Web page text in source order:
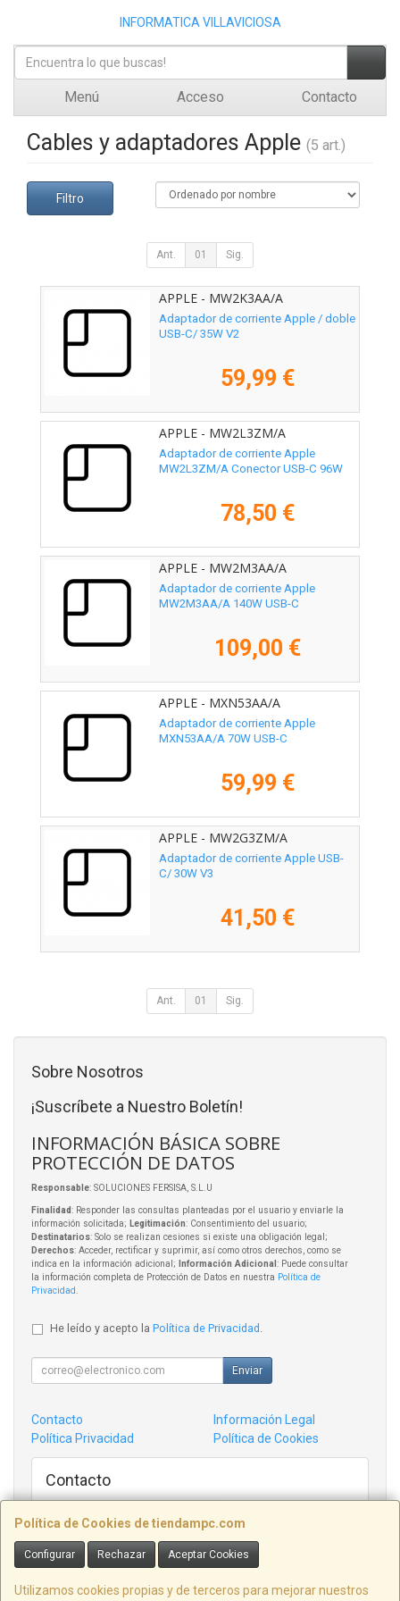
INFORMATICA VILLAVICIOSA
Menú Acceso Contacto
Cables y adaptadores Apple (5 art.)
Filtro
Ant. 01 Sig.
APPLE - MW2K3AA/A
Adaptador de corriente Apple / doble
USB-C/ 35W V2
59,99 €
APPLE - MW2L3ZM/A
Adaptador de corriente Apple
MW2L3ZM/A Conector USB-C 96W
78,50 €
APPLE - MW2M3AA/A
Adaptador de corriente Apple
MW2M3AA/A 140W USB-C
109,00 €
APPLE - MXN53AA/A
Adaptador de corriente Apple
MXN53AA/A 70W USB-C
59,99 €
APPLE - MW2G3ZM/A
Adaptador de corriente Apple USB-
C/ 30W V3
41,50 €
Ant. 01 Sig.
Política de Cookies de tiendampc.com
Configurar Rechazar Aceptar Cookies
Utilizamos cookies propias y de terceros para mejorar nuestros
Sobre Nosotros
¡Suscríbete a Nuestro Boletín!
INFORMACIÓN BÁSICA SOBRE
PROTECCIÓN DE DATOS
Responsable: SOLUCIONES FERSISA, S.L.U
Finalidad: Responder las consultas planteadas por el usuario y enviarle la
información solicitada; Legitimación: Consentimiento del usuario;
Destinatarios: Solo se realizan cesiones si existe una obligación legal;
Derechos: Acceder, rectificar y suprimir, así como otros derechos, como se
indica en la información adicional;
Información Adicional : Puede consultar
la información completa de Protección de Datos en nuestra Política de
Privacidad .
He leído y acepto la Política de Privacidad .
Enviar
Contacto
Información Legal
Política Privacidad
Política de Cookies
Contacto
admin@tiendampc.com
Informatica Villaviciosa C/ Victor garcia de la concha 14 Bajo, ASTURIAS,
España. - C.I.F.: B74370032 -